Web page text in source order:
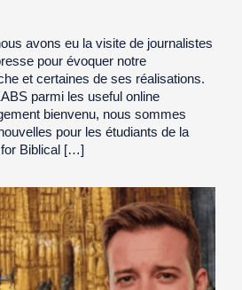
avons eu la visite de journalistes
pour évoquer notre
et certaines de ses réalisations.
parmi les useful online
bienvenu, nous sommes
pour les étudiants de la
for Biblical […]